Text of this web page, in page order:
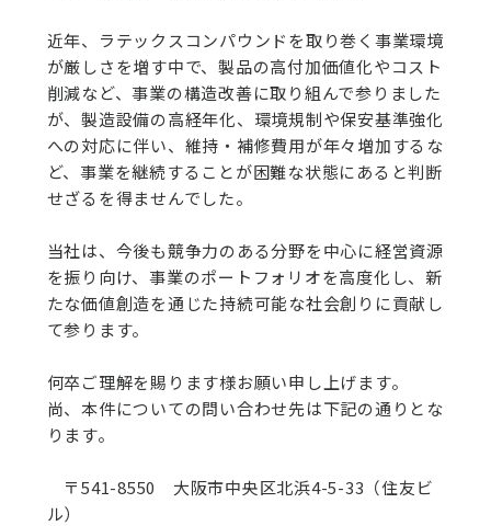
近年、ラテックスコンパウンドを取り巻く事業環境
が厳しさを増す中で、製品の高付加価値化やコスト
削減など、事業の構造改善に取り組んで参りました
が、製造設備の高経年化、環境規制や保安基準強化
への対応に伴い、維持・補修費用が年々増加するな
ど、事業を継続することが困難な状態にあると判断
せざるを得ませんでした。
当社は、今後も競争力のある分野を中心に経営資源
を振り向け、事業のポートフォリオを高度化し、新
たな価値創造を通じた持続可能な社会創りに貢献し
て参ります。
何卒ご理解を賜ります様お願い申し上げます。
尚、本件についての問い合わせ先は下記の通りとな
ります。
〒541-8550 大阪市中央区北浜4-5-33（住友ビ
ル）